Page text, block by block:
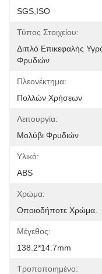
SGS,ISO
Τύπος Στοιχείου:
Διπλό Επικεφαλής
Φρυδιών
Πλεονέκτημα:
Πολλών Χρήσεων
Λειτουργία:
Μολύβι Φρυδιών
Υλικό:
ABS
Χρώμα:
Οποιοδήποτε Χρώμα.
Μέγεθος:
138.2*14.7mm
Τροποποιημένο: